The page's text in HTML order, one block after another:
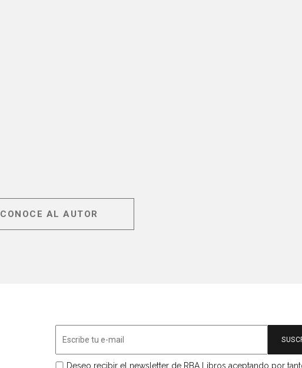
CONOCE AL AUTOR
Deseo recibir el newsletter de RBA Libros aceptando por